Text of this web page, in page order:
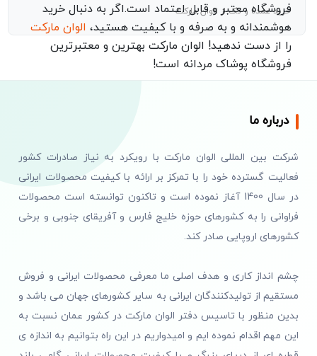
فروشگاه معتبر و قابل اعتماد است.اگر به دنبال خرید
هوشمندانه و به صرفه و با کیفیت هستید، الوان مارکت
را از دست ندهید! الوان مارکت بهترین و معتبرترین
فروشگاه پوشاک مردانه است!
مردانه، از
گرفته تا
سلیقه‌های متفاوت پاسخ دهد.
الوان مارکت
با تمرکز بر
کیفیت و طراحی به روز، امکان خرید آسان و قابل اعتماد
را برای شمافراهم کرده است.
انواع پوشاک مردانه
ومتنوع برای تمامی رویدادهای رسمی و غیر رسمی از
جمله لباس خانگی مردانه تیشرت مردانه ،
کت و شلوار
مردانه، لباس ورزشی ،پیراهن رسمی مردانه
شلوار جین
، لباس زیر مردانه و
میکند هویت جدیدی به استایل خود بدهید و همیشه
خرید عمده و تک از الوان مارکت
درباره ما
شرکت بین المللی الوان مارکت با رویکرد به نیاز صادرات کشور
فعالیت گسترده خود را با تمرکز بر ارائه با کیفیت محصولات ایرانی
در سال 1400 آغاز نموده است و تاکنون توانسته است محصولات
فراوانی را به کشورهای حوزه خلیج فارس و آفریقای جنوبی و برخی
کشورهای اروپایی صادر کند.
چشم انداز کاری و هدف اصلی ما معرفی محصولات ایرانی و فروش
مستقیم از تولیدکنندگان ایرانی به سایر کشورهای جهان می باشد و
بدین منظور با تاسیس دفتر الوان مارکت در کشور عمان نسبت به
این مهم اقدام نموده ایم و امیدواریم در این راه بتوانیم به اندازه ی